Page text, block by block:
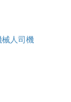
人司機